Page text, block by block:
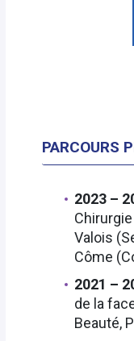
PARCOURS
2023 –
Valois
Côme
2021 –
de la
Beauté,